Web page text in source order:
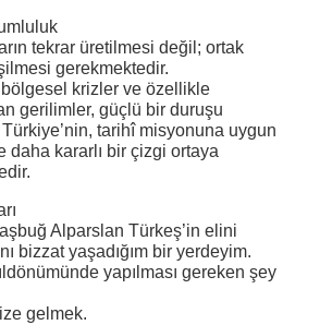
tekrar üretilmesi değil; ortak
gerekmektedir.
krizler ve özellikle
gerilimler, güçlü bir duruşu
Türkiye’nin, tarihî misyonuna uygun
daha kararlı bir çizgi ortaya
Alparslan Türkeş’in elini
bizzat yaşadığım bir yerdeyim.
yapılması gereken şey
gelmek.